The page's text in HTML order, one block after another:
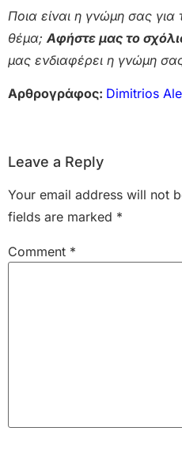
Ποια είναι η γνώμη σας για
θέμα; Αφήστε μας το
μας ενδιαφέρει η γνώμη
Αρθρογράφος: Dimitrios
Leave a Reply
Your email address will not
fields are marked *
Comment *